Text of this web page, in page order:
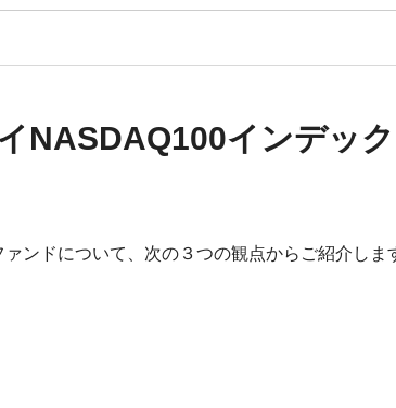
NASDAQ100インデッ
ンドについて、次の３つの観点からご紹介しま